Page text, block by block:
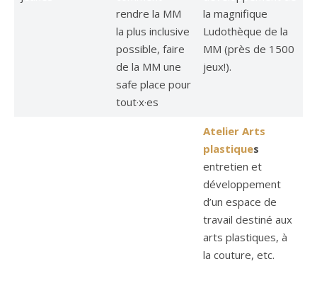
rendre la MM
la plus inclusive
possible, faire
de la MM une
safe place pour
tout·x·es
la magnifique
Ludothèque de la
MM (près de 1500
jeux!).
Atelier Arts
plastiques
entretien et
développement
d’un espace de
travail destiné aux
arts plastiques, à
la couture, etc.